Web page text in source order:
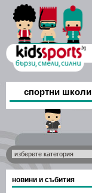
спортни школи
новини и събития